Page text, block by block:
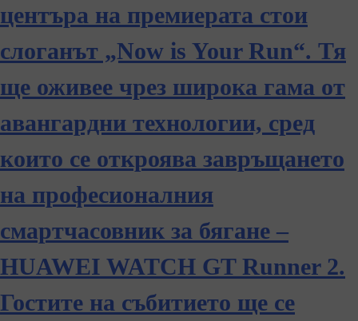
центъра на премиерата стои
слоганът „Now is Your Run“. Тя
ще оживее чрез широка гама от
авангардни технологии, сред
които се откроява завръщането
на професионалния
смартчасовник за бягане –
HUAWEI WATCH GT Runner 2.
Гостите на събитието ще се